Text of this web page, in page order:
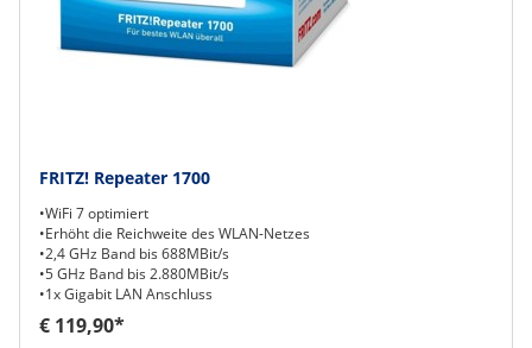
FRITZ! Repeater 1700
•WiFi 7 optimiert
•Erhöht die Reichweite des WLAN-Netzes
•2,4 GHz Band bis 688MBit/s
•5 GHz Band bis 2.880MBit/s
•1x Gigabit LAN Anschluss
€ 119,90*